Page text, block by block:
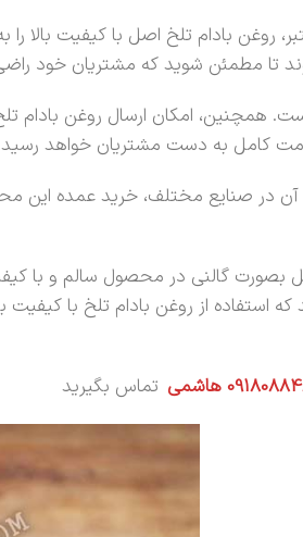
روغن بادام تلخ اصل با کیفیت بالا
تا مطمئن شوید که مشتریان خود
امکان ارسال روغن بادام
کامل به دست مشتریان خواهد
آن در صنایع مختلف، خرید عمده
بصورت گالنی در محصول سالم و
از روغن بادام تلخ با
هاشمی تماس بگیرید